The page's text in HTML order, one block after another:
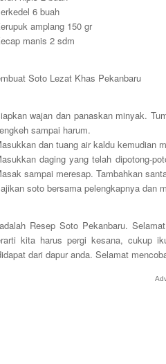
6 buah
amplang 150 gr
manis 2 sdm
Soto Lezat Khas Pekanbaru
wajan dan panaskan minyak.
sampai harum.
dan tuang air kaldu kemudian
daging yang telah dipotong-
sampai meresap. Tambahkan
soto bersama pelengkapnya dan
Resep Soto Pekanbaru. Selamat
kita harus pergi kesana, cukup
dari dapur anda. Selamat